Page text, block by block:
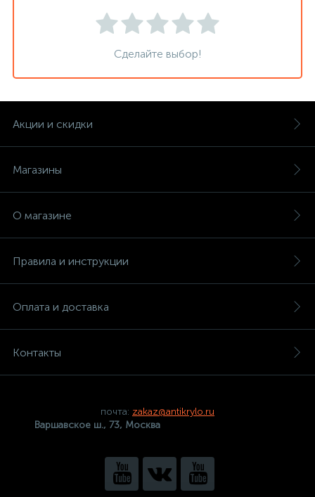
Сделайте выбор!
Акции и скидки
Магазины
О магазине
Правила и инструкции
Оплата и доставка
Контакты
почта: zakaz@antikrylo.ru
Варшавское ш., 73, Москва